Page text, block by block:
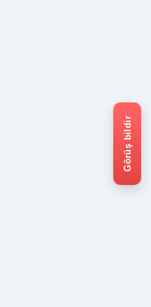
Görüş bildir